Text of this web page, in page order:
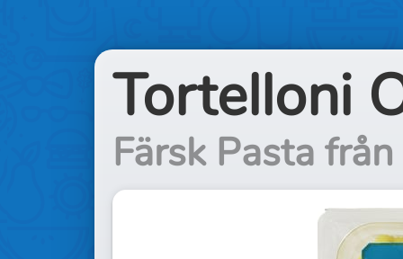
Tortelloni
Färsk Pasta